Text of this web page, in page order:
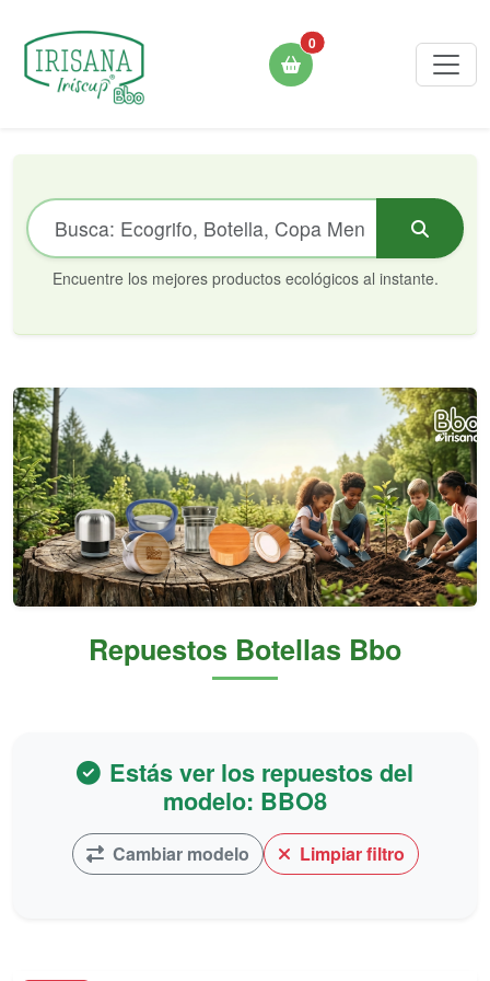
0
Encuentre los mejores productos ecológicos al instante.
Repuestos Botellas Bbo
Estás ver los repuestos del
modelo: BBO8
Cambiar modelo Limpiar filtro